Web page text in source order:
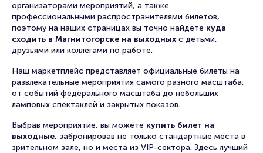
организаторами мероприятий, а также
профессиональными распространителями билетов,
поэтому на наших страницах вы точно найдете куда
сходить в Магнитогорске на выходных с детьми,
друзьями или коллегами по работе.
Наш маркетплейс представляет официальные билеты на
развлекательные мероприятия самого разного масштаба:
от событий федерального масштаба до небольших
ламповых спектаклей и закрытых показов.
Выбрав мероприятие, вы можете купить билет на
выходные, забронировав не только стандартные места в
зрительном зале, но и места из VIP-сектора. Здесь лучший